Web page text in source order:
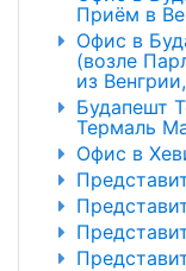
Приём в
Офис в
(возле
из
Будапешт
Термаль
Офис в